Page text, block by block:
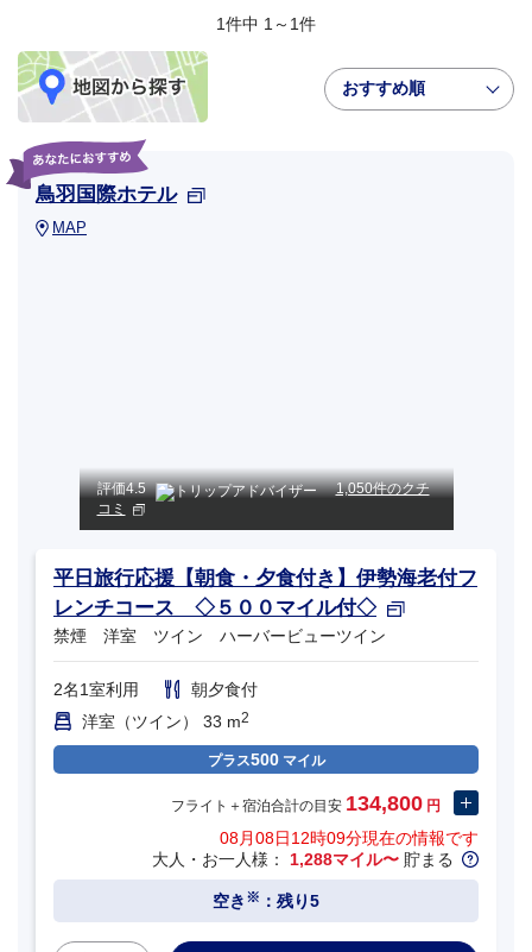
1件中 1～1件
おすすめ順
鳥羽国際ホテル
MAP
評価4.5
1,050件のクチ
コミ
平日旅行応援【朝食・夕食付き】伊勢海老付フ
レンチコース ◇５００マイル付◇
禁煙 洋室 ツイン ハーバービューツイン
2名1室利用
朝夕食付
洋室（ツイン） 33 m2
プラス500マイル
フライト＋宿泊合計の目安 134,800 円
08月08日12時09分現在の情報です
大人・お一人様： 1,288マイル〜 貯まる
空き ※ ：残り5